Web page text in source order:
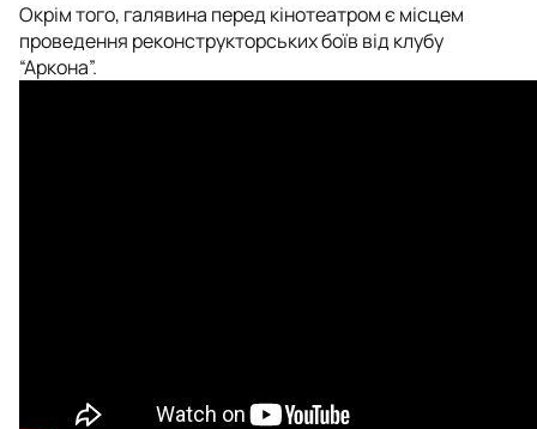
Окрім того, галявина перед кінотеатром є місцем
проведення реконструкторських боїв від клубу
“Аркона”.